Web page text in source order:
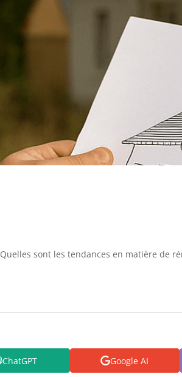
Quelles sont les tendances en matière de
ChatGPT Google AI